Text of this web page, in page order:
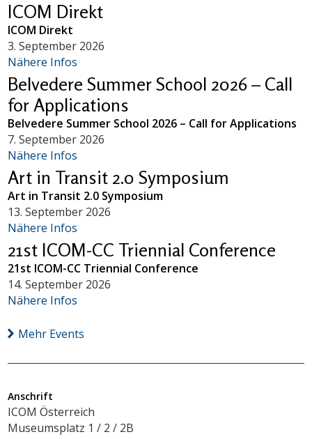
ICOM Direkt
ICOM Direkt
3. September 2026
Nähere Infos
Belvedere Summer School 2026 – Call
for Applications
Belvedere Summer School 2026 – Call for Applications
7. September 2026
Nähere Infos
Art in Transit 2.0 Symposium
Art in Transit 2.0 Symposium
13. September 2026
Nähere Infos
21st ICOM-CC Triennial Conference
21st ICOM-CC Triennial Conference
14. September 2026
Nähere Infos
Mehr Events
Anschrift
ICOM Österreich
Museumsplatz 1 / 2 / 2B